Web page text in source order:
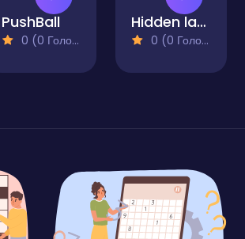
PushBall
0 (0 Голосів)
Hidden labyrinth - find and catch
0 (0 Голосів)